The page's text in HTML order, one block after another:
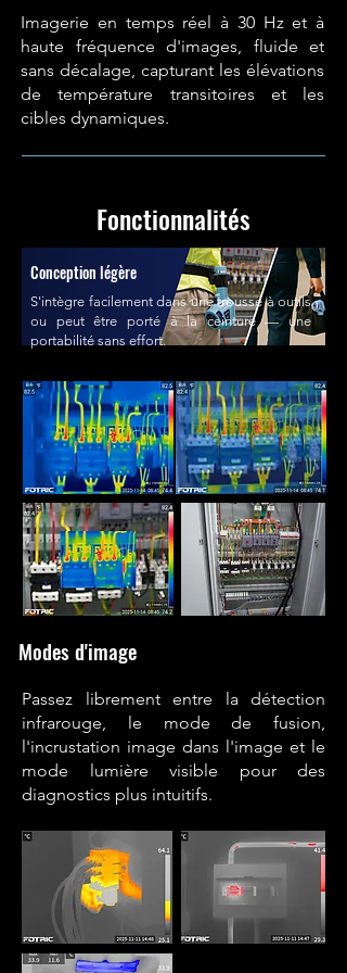
Imagerie en temps réel à 30 Hz et à
haute fréquence d'images, fluide et
sans décalage, capturant les élévations
de température transitoires et les
cibles dynamiques.
Fonctionnalités
Conception légère
S'intègre facilement dans une trousse à outils
ou peut être porté à la ceinture — une
portabilité sans effort.
Modes d'image
Passez librement entre la détection
infrarouge, le mode de fusion,
l'incrustation image dans l'image et le
mode lumière visible pour des
diagnostics plus intuitifs.